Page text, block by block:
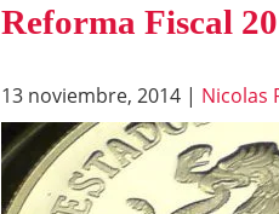
Reforma Fiscal
13 noviembre, 2014 | Nicolas